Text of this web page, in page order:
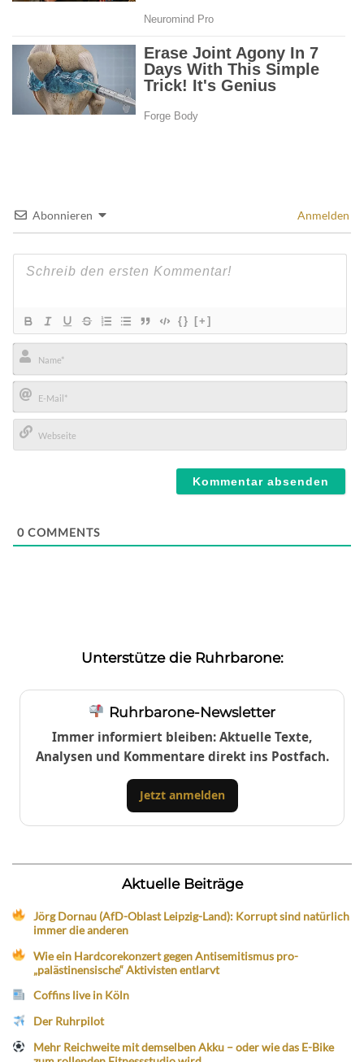
Abonnieren Anmelden
{} [+]
Name*
E-
Mail*
0 COMMENTS
Unterstütze die Ruhrbarone:
Ruhrbarone-Newsletter
Immer informiert bleiben: Aktuelle Texte,
Analysen und Kommentare direkt ins Postfach.
Jetzt anmelden
Aktuelle Beiträge
Jörg Dornau (AfD-Oblast Leipzig-Land): Korrupt sind natürlich
immer die anderen
Wie ein Hardcorekonzert gegen Antisemitismus pro-
„palästinensische“ Aktivisten entlarvt
Coffins live in Köln
Der Ruhrpilot
Mehr Reichweite mit demselben Akku – oder wie das E-Bike